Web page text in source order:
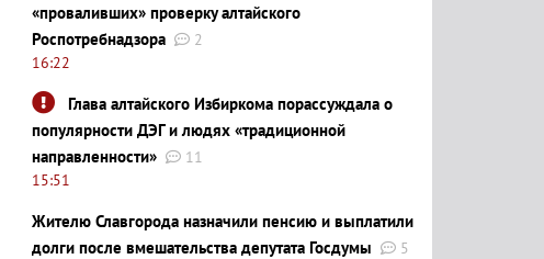
«проваливших» проверку алтайского
Роспотребнадзора
2
16:22
Глава алтайского Избиркома порассуждала о
популярности ДЭГ и людях «традиционной
направленности»
11
15:51
Жителю Славгорода назначили пенсию и выплатили
долги после вмешательства депутата Госдумы
5